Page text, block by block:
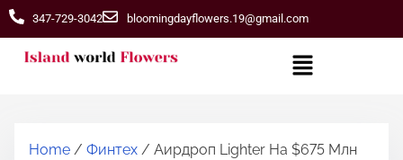
347-729-3042 bloomingdayflowers.19@gmail.com
Home / Финтех / Аирдроп Lighter На $675 Млн